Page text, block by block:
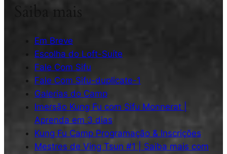
Saiba mais
Em Breve
Escolha do Loft-Suíte
Fale Com Sifu
Fale Com Sifu-duplicate-1
Galerias do Camp
Imersão Kung Fu com Sifu Monnerat |
Aprenda em 3 dias
Kung Fu Camp Programação & Inscrições
Mestres de Ving Tsun #1 | Saiba mais com